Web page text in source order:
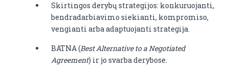
Skirtingos derybų strategijos: konkuruojanti,
bendradarbiavimo siekianti, kompromiso,
vengianti arba adaptuojanti strategija.
BATNA (Best Alternative to a Negotiated
Agreement) ir jo svarba derybose.